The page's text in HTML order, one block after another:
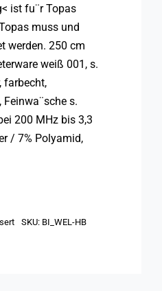
ist fu¨r Topas
muss und
werden. 250 cm
weiß 001, s.
farbecht,
s.
200 MHz bis 3,3
/ 7% Polyamid,
SKU: BI_WEL-HB